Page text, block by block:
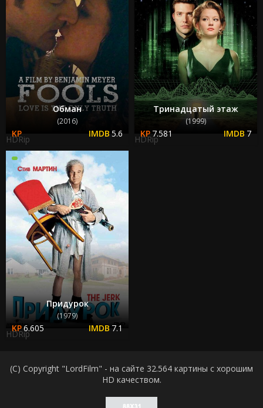
Обман
(2016)
5.6
HDRip
Тринадцатый этаж
(1999)
7.581 7
HDRip
Придурок
(1979)
6.605 7.1
HDRip
(C) Copyright "LordFilm" - на сайте 32.564 картины с хорошим
HD качеством.